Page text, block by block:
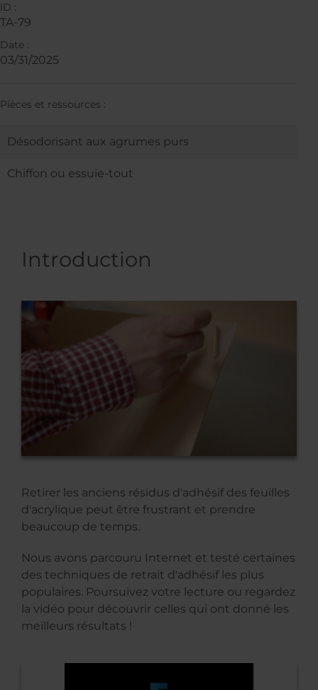
Introduction
Retirer les anciens résidus d'adhésif des feuilles
d'acrylique peut être frustrant et prendre
beaucoup de temps.
Nous avons parcouru Internet et testé certaines
des techniques de retrait d'adhésif les plus
populaires. Poursuivez votre lecture ou regardez
la vidéo pour découvrir celles qui ont donné les
meilleurs résultats !
ID :
TA-79
Date :
03/31/2025
Pièces et ressources :
Désodorisant aux agrumes purs
Chiffon ou essuie-tout